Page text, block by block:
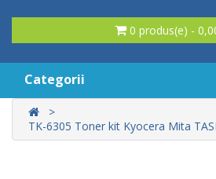
Categorii
TK-6305 Toner kit Kyocera Mita